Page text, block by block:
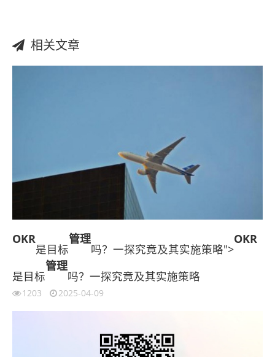
相关文章
OKR
是目标
管理
吗？一探究竟及其实施策略">
OKR
是目标
管理
吗？一探究竟及其实施策略
1203 2025-04-09